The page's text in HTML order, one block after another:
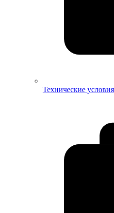
Технические